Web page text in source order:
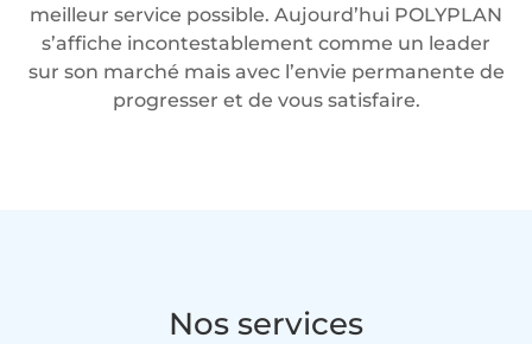
meilleur service possible. Aujourd’hui POLYPLAN
s’affiche incontestablement comme un leader
sur son marché mais avec l’envie permanente de
progresser et de vous satisfaire.
Nos services